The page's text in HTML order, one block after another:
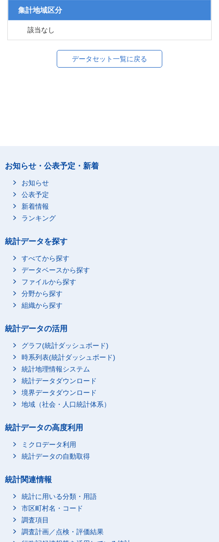
集計地域区分
該当なし
データセット一覧に戻る
お知らせ・公表予定・新着
お知らせ
公表予定
新着情報
ランキング
統計データを探す
すべてから探す
データベースから探す
ファイルから探す
分野から探す
組織から探す
統計データの活用
グラフ(統計ダッシュボード)
時系列表(統計ダッシュボード)
統計地理情報システム
統計データダウンロード
境界データダウンロード
地域（社会・人口統計体系）
統計データの高度利用
ミクロデータ利用
統計データの自動取得
統計関連情報
統計に用いる分類・用語
市区町村名・コード
調査項目
調査計画／点検・評価結果